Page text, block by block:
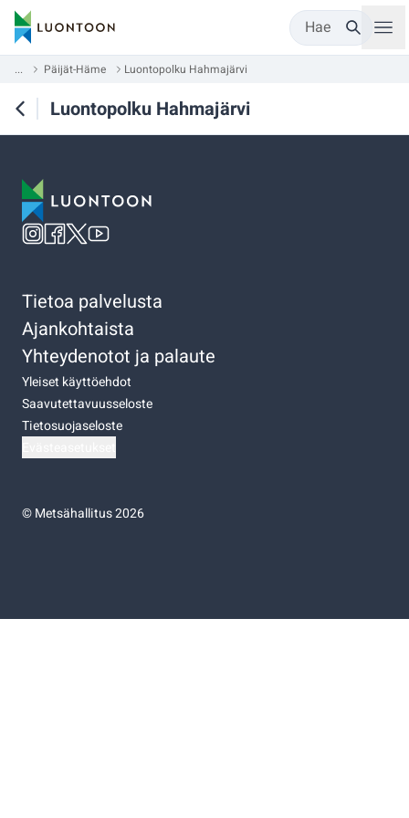
Hae
... Päijät-Häme Luontopolku Hahmajärvi
Luontopolku Hahmajärvi
Tietoa palvelusta
Ajankohtaista
Yhteydenotot ja palaute
Yleiset käyttöehdot
Saavutettavuusseloste
Tietosuojaseloste
©Metsähallitus 2026